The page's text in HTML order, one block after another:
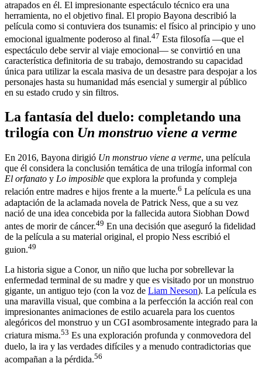
atrapados en él. El impresionante espectáculo técnico era una
herramienta, no el objetivo final. El propio Bayona describió la
película como si contuviera dos tsunamis: el físico al principio y uno
emocional igualmente poderoso al final.47 Esta filosofía —que el
espectáculo debe servir al viaje emocional— se convirtió en una
característica definitoria de su trabajo, demostrando su capacidad
única para utilizar la escala masiva de un desastre para despojar a los
personajes hasta su humanidad más esencial y sumergir al público
en su estado crudo y sin filtros.
La fantasía del duelo: completando una
trilogía con Un monstruo viene a verme
En 2016, Bayona dirigió Un monstruo viene a verme, una película
que él considera la conclusión temática de una trilogía informal con
El orfanato y Lo imposible que explora la profunda y compleja
relación entre madres e hijos frente a la muerte.6 La película es una
adaptación de la aclamada novela de Patrick Ness, que a su vez
nació de una idea concebida por la fallecida autora Siobhan Dowd
antes de morir de cáncer.49 En una decisión que aseguró la fidelidad
de la película a su material original, el propio Ness escribió el
guion.49
La historia sigue a Conor, un niño que lucha por sobrellevar la
enfermedad terminal de su madre y que es visitado por un monstruo
gigante, un antiguo tejo (con la voz de Liam Neeson). La película es
una maravilla visual, que combina a la perfección la acción real con
impresionantes animaciones de estilo acuarela para los cuentos
alegóricos del monstruo y un CGI asombrosamente integrado para la
criatura misma.53 Es una exploración profunda y conmovedora del
duelo, la ira y las verdades difíciles y a menudo contradictorias que
acompañan a la pérdida.56